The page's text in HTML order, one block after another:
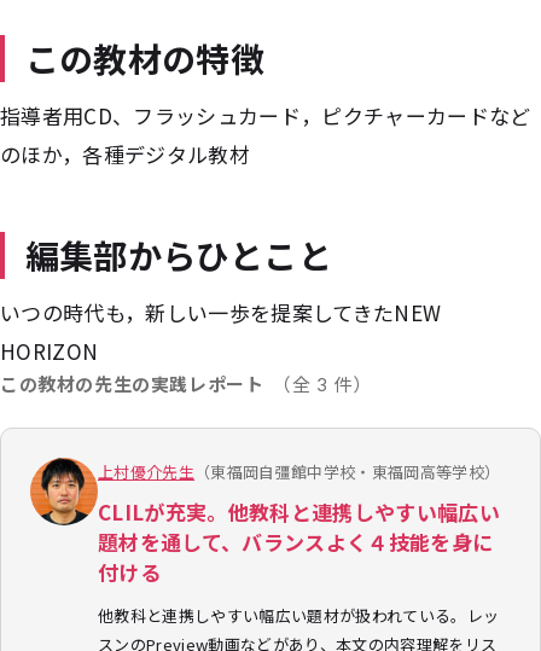
この教材の特徴
指導者用CD、フラッシュカード，ピクチャーカードなど
のほか，各種デジタル教材
編集部からひとこと
いつの時代も，新しい一歩を提案してきたNEW
HORIZON
この教材の先生の実践レポート （全 3 件）
上村優介先生 （東福岡自彊館中学校・東福岡高等学校）
CLILが充実。他教科と連携しやすい幅広い
題材を通して、バランスよく４技能を身に
付ける
他教科と連携しやすい幅広い題材が扱われている。レッ
スンのPreview動画などがあり、本文の内容理解をリス